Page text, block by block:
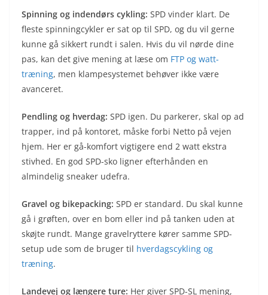
Spinning og indendørs cykling: SPD vinder klart. De
fleste spinningcykler er sat op til SPD, og du vil gerne
kunne gå sikkert rundt i salen. Hvis du vil nørde dine
pas, kan det give mening at læse om FTP og watt-
træning, men klampesystemet behøver ikke være
avanceret.
Pendling og hverdag: SPD igen. Du parkerer, skal op ad
trapper, ind på kontoret, måske forbi Netto på vejen
hjem. Her er gå-komfort vigtigere end 2 watt ekstra
stivhed. En god SPD-sko ligner efterhånden en
almindelig sneaker udefra.
Gravel og bikepacking: SPD er standard. Du skal kunne
gå i grøften, over en bom eller ind på tanken uden at
skøjte rundt. Mange gravelryttere kører samme SPD-
setup ude som de bruger til hverdagscykling og
træning.
Landevej og længere ture: Her giver SPD-SL mening,